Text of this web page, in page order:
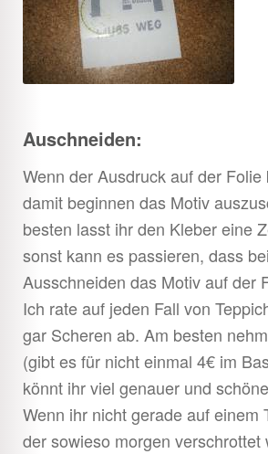
Auschneiden:
Wenn der Ausdruck auf der
damit beginnen das Motiv
besten lasst ihr den Kleber eine
sonst kann es passieren, dass
Ausschneiden das Motiv auf der
Ich rate auf jeden Fall von
gar Scheren ab. Am besten
(gibt es für nicht einmal 4€ im
könnt ihr viel genauer und
Wenn ihr nicht gerade auf einem
der sowieso morgen verschrottet